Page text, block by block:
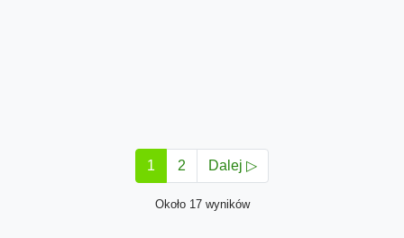
1 2 Dalej ▷
Około 17 wyników